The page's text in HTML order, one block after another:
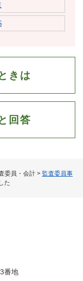
委員・会計 > 監査委員事
た
きは
回答
番地